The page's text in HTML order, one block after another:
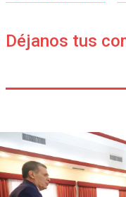
Déjanos tus